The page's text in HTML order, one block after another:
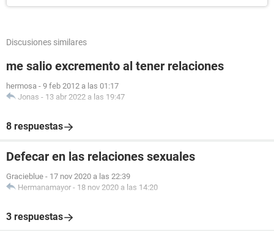
Discusiones similares
me salio excremento al tener relaciones
hermosa - 9 feb 2012 a las 01:17
Jonas - 13 abr 2022 a las 19:47
8 respuestas
Defecar en las relaciones sexuales
Gracieblue - 17 nov 2020 a las 22:39
Hermanamayor - 18 nov 2020 a las 14:20
3 respuestas